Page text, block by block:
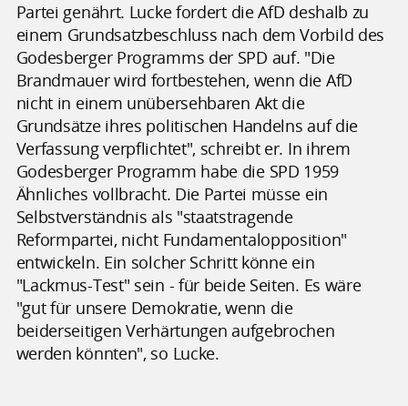
Partei genährt. Lucke fordert die AfD deshalb zu
einem Grundsatzbeschluss nach dem Vorbild des
Godesberger Programms der SPD auf. "Die
Brandmauer wird fortbestehen, wenn die AfD
nicht in einem unübersehbaren Akt die
Grundsätze ihres politischen Handelns auf die
Verfassung verpflichtet", schreibt er. In ihrem
Godesberger Programm habe die SPD 1959
Ähnliches vollbracht. Die Partei müsse ein
Selbstverständnis als "staatstragende
Reformpartei, nicht Fundamentalopposition"
entwickeln. Ein solcher Schritt könne ein
"Lackmus-Test" sein - für beide Seiten. Es wäre
"gut für unsere Demokratie, wenn die
beiderseitigen Verhärtungen aufgebrochen
werden könnten", so Lucke.